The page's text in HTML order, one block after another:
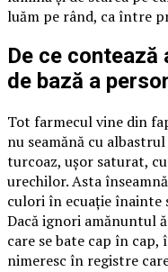
luăm pe rând, ca între
De ce
de bază a
Tot farmecul vine din
nu seamănă cu
turcoaz, ușor saturat,
urechilor. Asta
culori în ecuație înainte
Dacă ignori amănuntul
care se bate cap în
nimeresc în registre